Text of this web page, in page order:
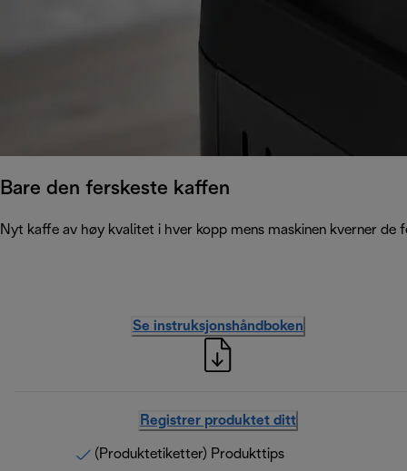
Bare den ferskeste kaffen
Nyt kaffe av høy kvalitet i hver kopp mens maskinen kverner
Se instruksjonshåndboken
Registrer produktet ditt
(Produktetiketter) Produkttips